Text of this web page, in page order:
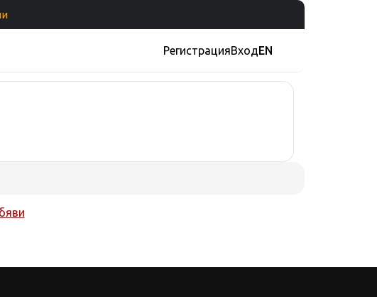
РегистрацияВходEN